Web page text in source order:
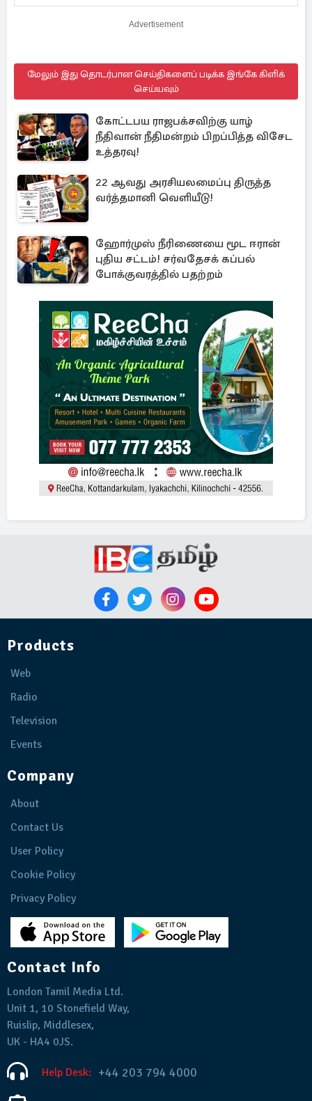
Advertisement
மேலும் இது தொடர்பான செய்திகளைப் படிக்க இங்கே கிளிக்
செய்யவும்
கோட்டபய ராஜபக்சவிற்கு யாழ்
நீதிவான் நீதிமன்றம் பிறப்பித்த விசேட
உத்தரவு!
22 ஆவது அரசியலமைப்பு திருத்த
வர்த்தமானி வெளியீடு!
ஹோர்முஸ் நீரிணையை மூட ஈரான்
புதிய சட்டம்! சர்வதேசக் கப்பல்
போக்குவரத்தில் பதற்றம்
Products
Web
Radio
Television
Events
Company
About
Contact Us
User Policy
Cookie Policy
Privacy Policy
Contact Info
London Tamil Media Ltd.
Unit 1, 10 Stonefield Way,
Ruislip, Middlesex,
UK - HA4 0JS.
Help Desk: +44 203 794 4000